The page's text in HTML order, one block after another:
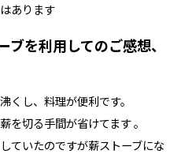
あります
を利用してのご感想、
くし、料理が便利です。
を切る手間が省けてます 。
ていたのですが薪ストーブにな